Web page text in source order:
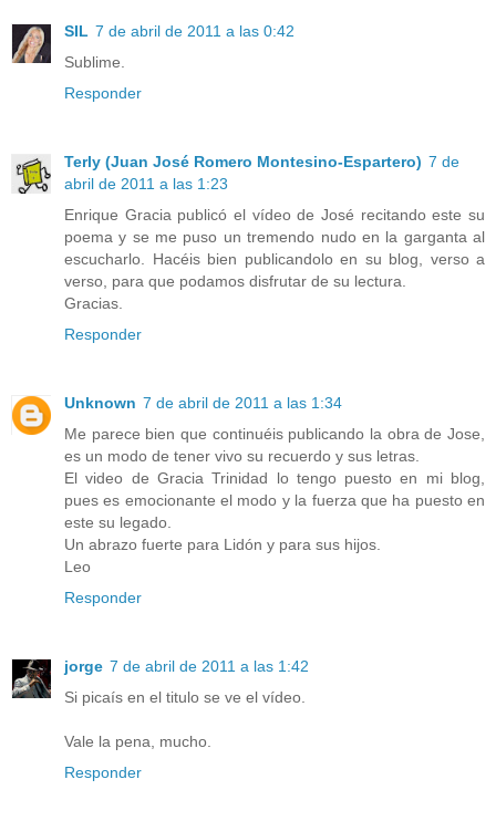
SIL 7 de abril de 2011 a las 0:42
Sublime.
Responder
Terly (Juan José Romero Montesino-Espartero) 7 de
abril de 2011 a las 1:23
Enrique Gracia publicó el vídeo de José recitando este su
poema y se me puso un tremendo nudo en la garganta al
escucharlo. Hacéis bien publicandolo en su blog, verso a
verso, para que podamos disfrutar de su lectura.
Gracias.
Responder
Unknown 7 de abril de 2011 a las 1:34
Me parece bien que continuéis publicando la obra de Jose,
es un modo de tener vivo su recuerdo y sus letras.
El video de Gracia Trinidad lo tengo puesto en mi blog,
pues es emocionante el modo y la fuerza que ha puesto en
este su legado.
Un abrazo fuerte para Lidón y para sus hijos.
Leo
Responder
jorge 7 de abril de 2011 a las 1:42
Si picaís en el titulo se ve el vídeo.
Vale la pena, mucho.
Responder